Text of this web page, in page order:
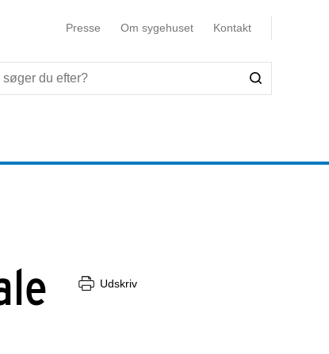
Presse Om sygehuset Kontakt
Udskriv